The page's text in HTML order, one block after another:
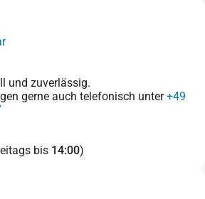
und zuverlässig.
gerne auch telefonisch unter+49
bis 14:00)